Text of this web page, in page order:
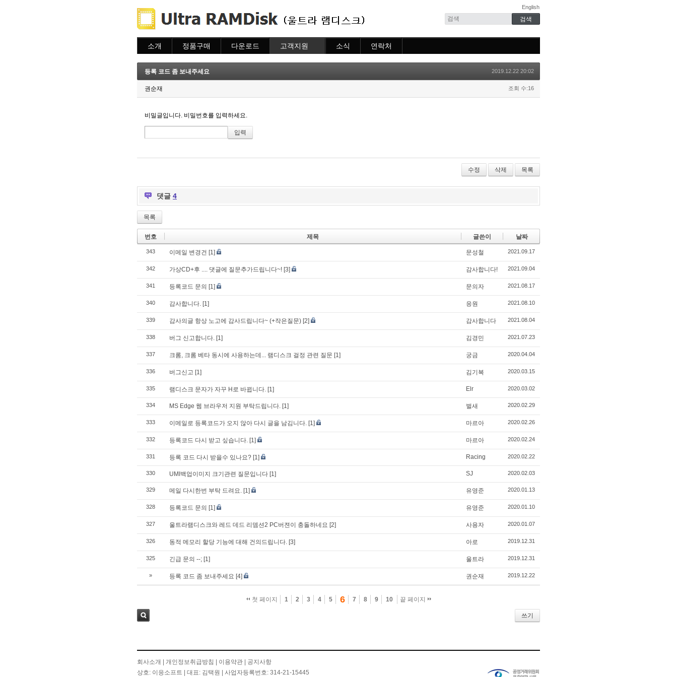
English
소개 정품구매
주문조회
이용안내
다운로드 고객지원
질문하기
소식 연락처
등록 코드 좀 보내주세요
2019.12.22 20:02
권순재 조회 수:16
비밀글입니다. 비밀번호를 입력하세요.
수정 삭제 목록
댓글 4
목록
번호 제목 글쓴이 날짜
343 이메일 변경건 [1] 문성철 2021.09.17
342 가상CD+후 .... 댓글에 질문추가드립니다~! [3] 감사합니다! 2021.09.04
341 등록코드 문의 [1] 문의자 2021.08.17
340 감사합니다. [1] 응원 2021.08.10
339 감사의글 항상 노고에 감사드립니다~ (+작은질문) [2] 감사합니다 2021.08.04
338 버그 신고합니다. [1] 김경민 2021.07.23
337 크롬, 크롬 베타 동시에 사용하는데... 램디스크 걸정 관련 질문 [1] 궁금 2020.04.04
336 버그신고 [1] 김기복 2020.03.15
335 램디스크 문자가 자꾸 H로 바뀝니다. [1] Elr 2020.03.02
334 MS Edge 웹 브라우저 지원 부탁드립니다. [1] 벌새 2020.02.29
333 이메일로 등록코드가 오지 않아 다시 글을 남김니다. [1] 마르아 2020.02.26
332 등록코드 다시 받고 싶습니다. [1] 마르아 2020.02.24
331 등록 코드 다시 받을수 있나요? [1] Racing 2020.02.22
330 UMI백업이미지 크기관련 질문입니다 [1] SJ 2020.02.03
329 메일 다시한번 부탁 드려요. [1] 유영준 2020.01.13
328 등록코드 문의 [1] 유영준 2020.01.10
327 울트라램디스크와 레드 데드 리뎀션2 PC버젼이 충돌하네요 [2] 사용자 2020.01.07
326 동적 메모리 할당 기능에 대해 건의드립니다. [3] 아로 2019.12.31
325 긴급 문의 --; [1] 울트라 2019.12.31
» 등록 코드 좀 보내주세요 [4] 권순재 2019.12.22
첫 페이지 1 2 3 4 5 6 7 8 9 10 끝 페이지
쓰기
회사소개 개인정보취급방침 이용약관
공지사항
상호: 이응소프트 | 대표: 김택원 | 사업자등록번호: 314-21-15445